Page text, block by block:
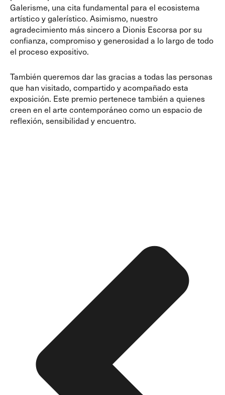
Galerisme, una cita fundamental para el ecosistema
artístico y galerístico. Asimismo, nuestro
agradecimiento más sincero a Dionis Escorsa por su
confianza, compromiso y generosidad a lo largo de todo
el proceso expositivo.
También queremos dar las gracias a todas las personas
que han visitado, compartido y acompañado esta
exposición. Este premio pertenece también a quienes
creen en el arte contemporáneo como un espacio de
reflexión, sensibilidad y encuentro.